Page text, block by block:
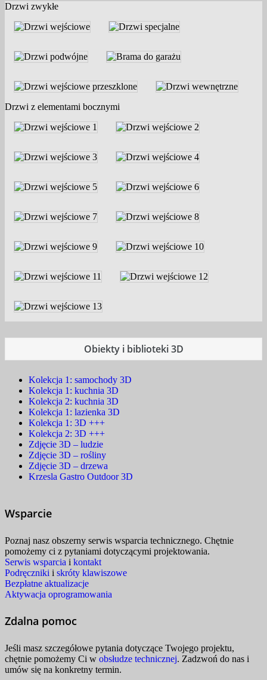
Drzwi zwykłe
Drzwi z elementami bocznymi
Obiekty i biblioteki 3D
Kolekcja 1: samochody 3D
Kolekcja 1: kuchnia 3D
Kolekcja 2: kuchnia 3D
Kolekcja 1: lazienka 3D
Kolekcja 1: 3D +++
Kolekcja 2: 3D +++
Zdjęcie 3D – ludzie
Zdjęcie 3D – rośliny
Zdjęcie 3D – drzewa
Krzesla Gastro Outdoor 3D
Wsparcie
Poznaj nasz obszerny serwis wsparcia technicznego. Chętnie
pomożemy ci z pytaniami dotyczącymi projektowania.
Serwis wsparcia i kontakt
Podręczniki i skróty klawiszowe
Bezpłatne aktualizacje
Aktywacja oprogramowania
Zdalna pomoc
Jeśli masz szczegółowe pytania dotyczące Twojego projektu,
chętnie pomożemy Ci w obsłudze technicznej. Zadzwoń do nas i
umów się na konkretny termin.